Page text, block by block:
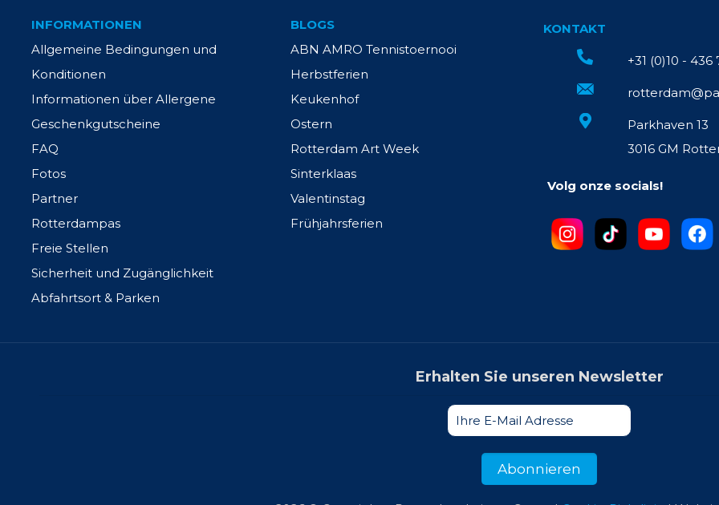
INFORMATIONEN
Allgemeine Bedingungen und
Konditionen
Informationen über Allergene
Geschenkgutscheine
FAQ
Fotos
Partner
Rotterdampas
Freie Stellen
Sicherheit und Zugänglichkeit
Abfahrtsort & Parken
BLOGS
ABN AMRO Tennistoernooi
Herbstferien
Keukenhof
Ostern
Rotterdam Art Week
Sinterklaas
Valentinstag
Frühjahrsferien
KONTAKT
+31 (0)10 - 436
Parkhaven 13
3016 GM
Volg onze socials!
Erhalten Sie unseren Newsletter